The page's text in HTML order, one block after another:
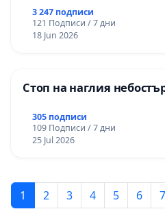
3 247 подписи
121 Подписи / 7 дни
18 Jun 2026
Стоп на наглия
305 подписи
109 Подписи / 7 дни
25 Jul 2026
1 2 3 4 5 6 7